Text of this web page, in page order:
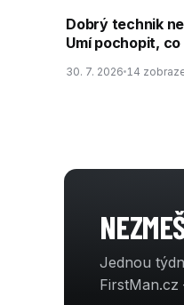
Dobrý technik
Umí pochopit,
30. 7. 2026 14
Jednou
FirstMan.cz